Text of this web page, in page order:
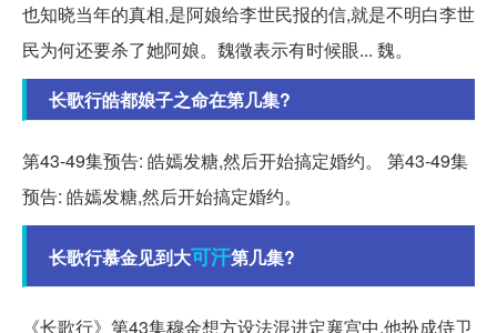
也知晓当年的真相,是阿娘给李世民报的信,就是不明白李世
民为何还要杀了她阿娘。魏徵表示有时候眼... 魏。
长歌行皓都娘子之命在第几集?
第43-49集预告: 皓嫣发糖,然后开始搞定婚约。 第43-49集
预告: 皓嫣发糖,然后开始搞定婚约。
长歌行慕金见到大可汗第几集?
《长歌行》第43集穆金想方设法混进定襄宫中,他扮成侍卫